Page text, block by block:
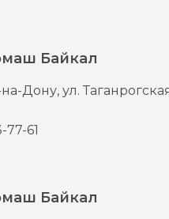
Байкал
на-Дону,ул.
77-61
Байкал